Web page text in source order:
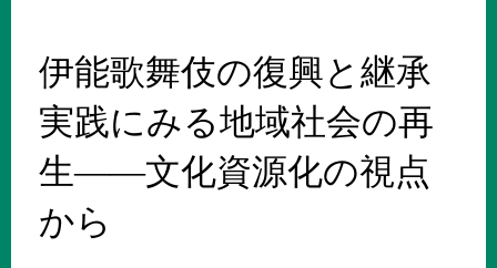
伊能歌舞伎の復興と継承
実践にみる地域社会の再
生――文化資源化の視点
から